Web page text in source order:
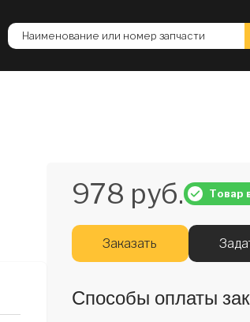
Наименование или номер запчасти
978 руб. Товар
Заказать
Способы оплаты